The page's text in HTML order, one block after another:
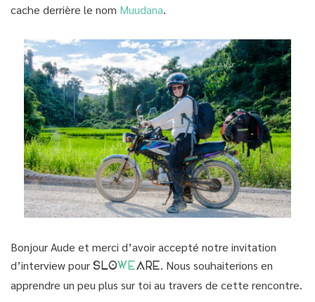
cache derrière le nom Muudana.
Bonjour Aude et merci d’avoir accepté notre invitation
d’interview pour SLOWEARE. Nous souhaiterions en
apprendre un peu plus sur toi au travers de cette rencontre.